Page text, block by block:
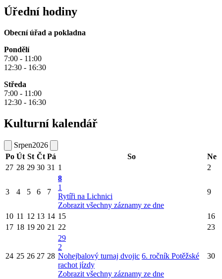
Úřední hodiny
Obecní úřad a pokladna
Pondělí
7:00 - 11:00
12:30 - 16:30
Středa
7:00 - 11:00
12:30 - 16:30
Kulturní kalendář
Srpen2026
Po Út St Čt Pá So
Ne
27 28 29 30 31 1 2
3 4 5 6 7
8
1
Rytíři na Lichnici
Zobrazit všechny záznamy ze dne
9
10 11 12 13 14 15
16
17 18 19 20 21 22 23
24 25 26 27 28
29
2
Nohejbalový turnaj dvojic 6. ročník Potěžské
rachot jízdy
Zobrazit všechny záznamy ze dne
30